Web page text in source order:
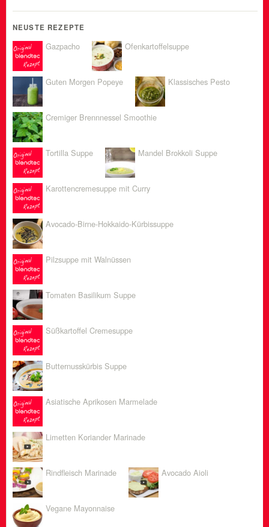
NEUSTE REZEPTE
Gazpacho Ofenkartoffelsuppe
Guten Morgen Popeye Klassisches Pesto
Cremiger Brennnessel Smoothie
Tortilla Suppe Mandel Brokkoli Suppe
Karottencremesuppe mit Curry
Avocado-Birne-Hokkaido-Kürbissuppe
Pilzsuppe mit Walnüssen
Tomaten Basilikum Suppe
Süßkartoffel Cremesuppe
Butternusskürbis Suppe
Asiatische Aprikosen Marmelade
Limetten Koriander Marinade
Rindfleisch Marinade Avocado Aioli
Vegane Mayonnaise